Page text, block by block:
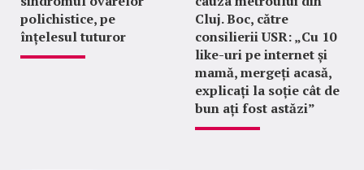
polichistice, pe
înțelesul tuturor
Cluj. Boc, către
consilierii USR: „Cu 10
like-uri pe internet și
mamă, mergeți acasă,
explicați la soție cât de
bun ați fost astăzi”